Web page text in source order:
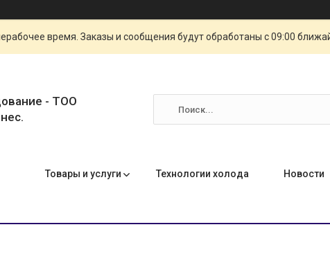
время. Заказы и сообщения будут обработаны с 09:00
- ТОО
Товары и услуги Технологии холода Новости